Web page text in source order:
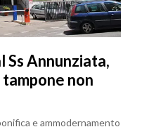
Annunziata,
non
e ammodernamento